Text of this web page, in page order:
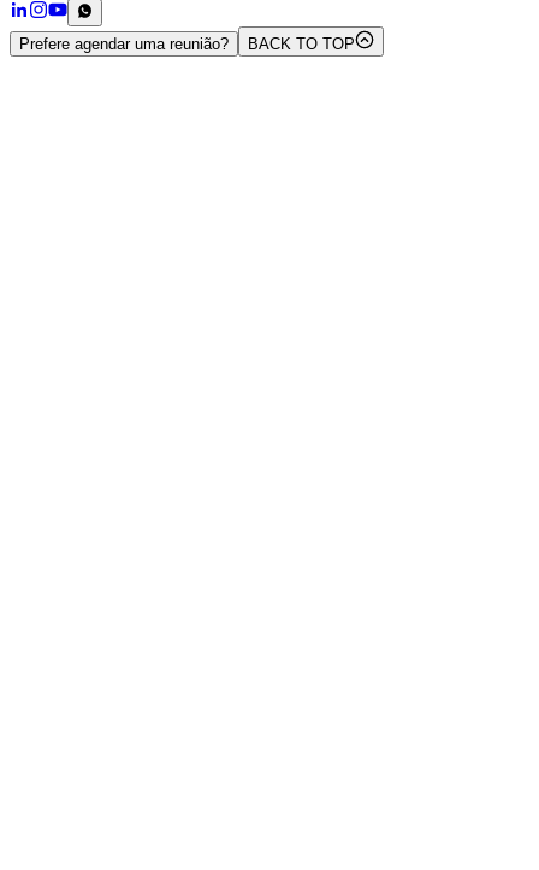
Prefere agendar uma reunião? BACK TO TOP